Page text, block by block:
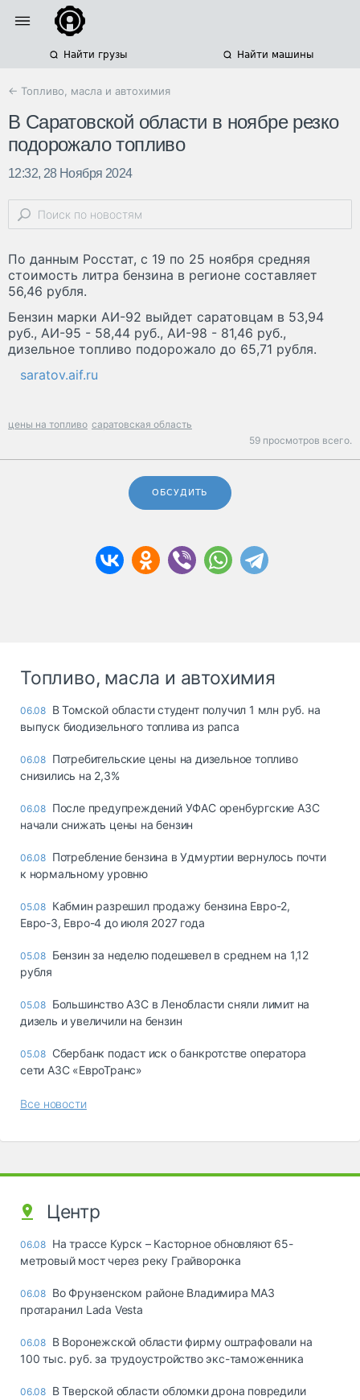
Найти грузы Найти машины
← Топливо, масла и автохимия
В Саратовской области в ноябре резко
подорожало топливо
12:32, 28 Ноября 2024
По данным Росстат, с 19 по 25 ноября средняя
стоимость литра бензина в регионе составляет
56,46 рубля.
Бензин марки АИ-92 выйдет саратовцам в 53,94
руб., АИ-95 - 58,44 руб., АИ-98 - 81,46 руб.,
дизельное топливо подорожало до 65,71 рубля.
saratov.aif.ru
цены на топливо саратовская область
59 просмотров всего.
ОБСУДИТЬ
Топливо, масла и автохимия
06.08 В Томской области студент получил 1 млн руб. на
выпуск биодизельного топлива из рапса
06.08 Потребительские цены на дизельное топливо
снизились на 2,3%
06.08 После предупреждений УФАС оренбургские АЗС
начали снижать цены на бензин
06.08 Потребление бензина в Удмуртии вернулось почти
к нормальному уровню
05.08 Кабмин разрешил продажу бензина Евро-2,
Евро-3, Евро-4 до июля 2027 года
05.08 Бензин за неделю подешевел в среднем на 1,12
рубля
05.08 Большинство АЗС в Ленобласти сняли лимит на
дизель и увеличили на бензин
05.08 Сбербанк подаст иск о банкротстве оператора
сети АЗС «ЕвроТранс»
Все новости
Центр
06.08 На трассе Курск – Касторное обновляют 65-
метровый мост через реку Грайворонка
06.08 Во Фрунзенском районе Владимира МАЗ
протаранил Lada Vesta
06.08 В Воронежской области фирму оштрафовали на
100 тыс. руб. за трудоустройство экс-таможенника
06.08 В Тверской области обломки дрона повредили